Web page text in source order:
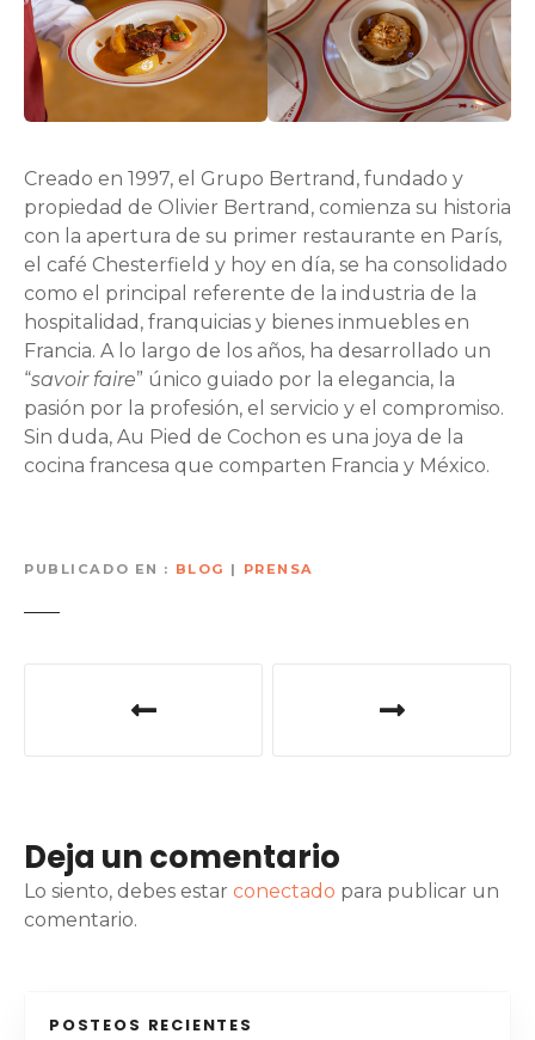
Creado en 1997, el Grupo Bertrand, fundado y
propiedad de Olivier Bertrand, comienza su historia
con la apertura de su primer restaurante en París,
el café Chesterfield y hoy en día, se ha consolidado
como el principal referente de la industria de la
hospitalidad, franquicias y bienes inmuebles en
Francia. A lo largo de los años, ha desarrollado un
“savoir faire” único guiado por la elegancia, la
pasión por la profesión, el servicio y el compromiso.
Sin duda, Au Pied de Cochon es una joya de la
cocina francesa que comparten Francia y México.
PUBLICADO EN BLOG | PRENSA
g
a
Deja un comentario
Lo siento, debes estar conectado para publicar un
comentario.
POSTEOS RECIENTES